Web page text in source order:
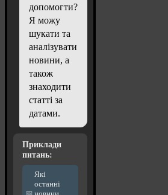
допомогти?
Я можу
шукати та
аналізувати
новини, а
також
знаходити
статті за
датами.
Приклади
питань:
Які
останні